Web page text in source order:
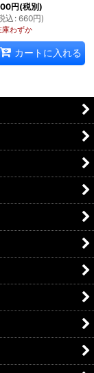
円(税別)
込 : 660円)
庫わずか
カートに入れる